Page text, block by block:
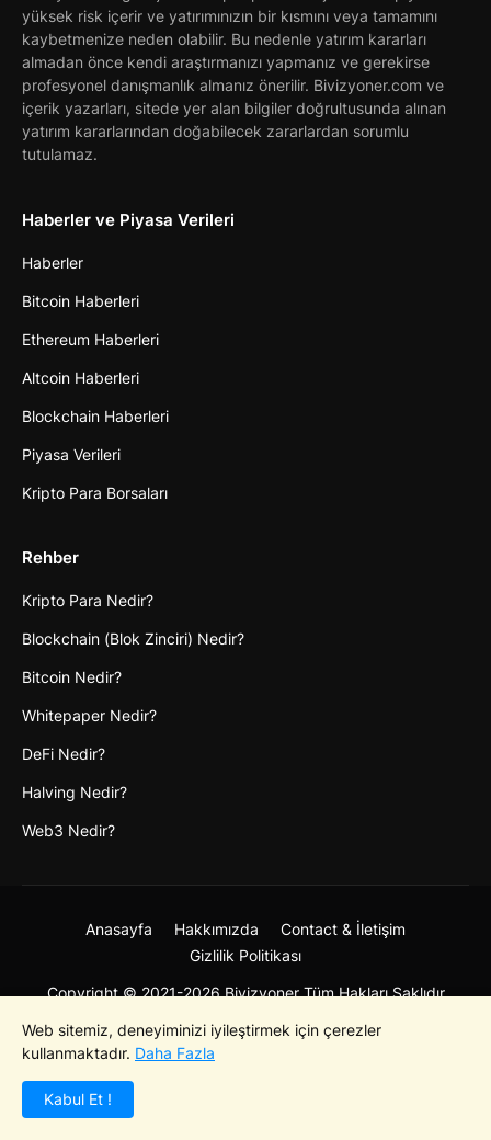
yüksek risk içerir ve yatırımınızın bir kısmını veya tamamını
kaybetmenize neden olabilir. Bu nedenle yatırım kararları
almadan önce kendi araştırmanızı yapmanız ve gerekirse
profesyonel danışmanlık almanız önerilir. Bivizyoner.com ve
içerik yazarları, sitede yer alan bilgiler doğrultusunda alınan
yatırım kararlarından doğabilecek zararlardan sorumlu
tutulamaz.
Haberler ve Piyasa Verileri
Haberler
Bitcoin Haberleri
Ethereum Haberleri
Altcoin Haberleri
Blockchain Haberleri
Piyasa Verileri
Kripto Para Borsaları
Rehber
Kripto Para Nedir?
Blockchain (Blok Zinciri) Nedir?
Bitcoin Nedir?
Whitepaper Nedir?
DeFi Nedir?
Halving Nedir?
Web3 Nedir?
Copyright © 2021-2026 Bivizyoner Tüm Hakları Saklıdır
Anasayfa Hakkımızda
Contact & İletişim
Gizlilik Politikası
Web sitemiz, deneyiminizi iyileştirmek için çerezler
kullanmaktadır. Daha Fazla
Kabul Et !